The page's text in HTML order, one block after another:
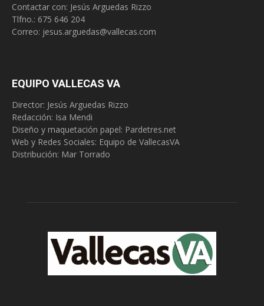
Contactar con: Jesús Arguedas Rizzo
Tlfno.: 675 646 204
Correo: jesus.arguedas@vallecas.com
EQUIPO VALLECAS VA
Director: Jesús Arguedas Rizzo
Redacción: Isa Mendi
Diseño y maquetación papel: Pardetres.net
Web y Redes Sociales: Equipo de VallecasVA
Distribución: Mar Torrado